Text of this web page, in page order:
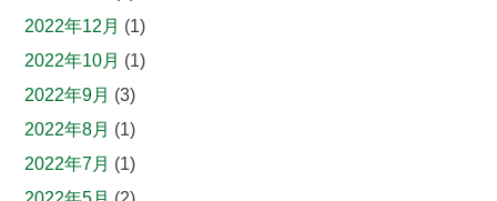
2022年12月 (1)
2022年10月 (1)
2022年9月 (3)
2022年8月 (1)
2022年7月 (1)